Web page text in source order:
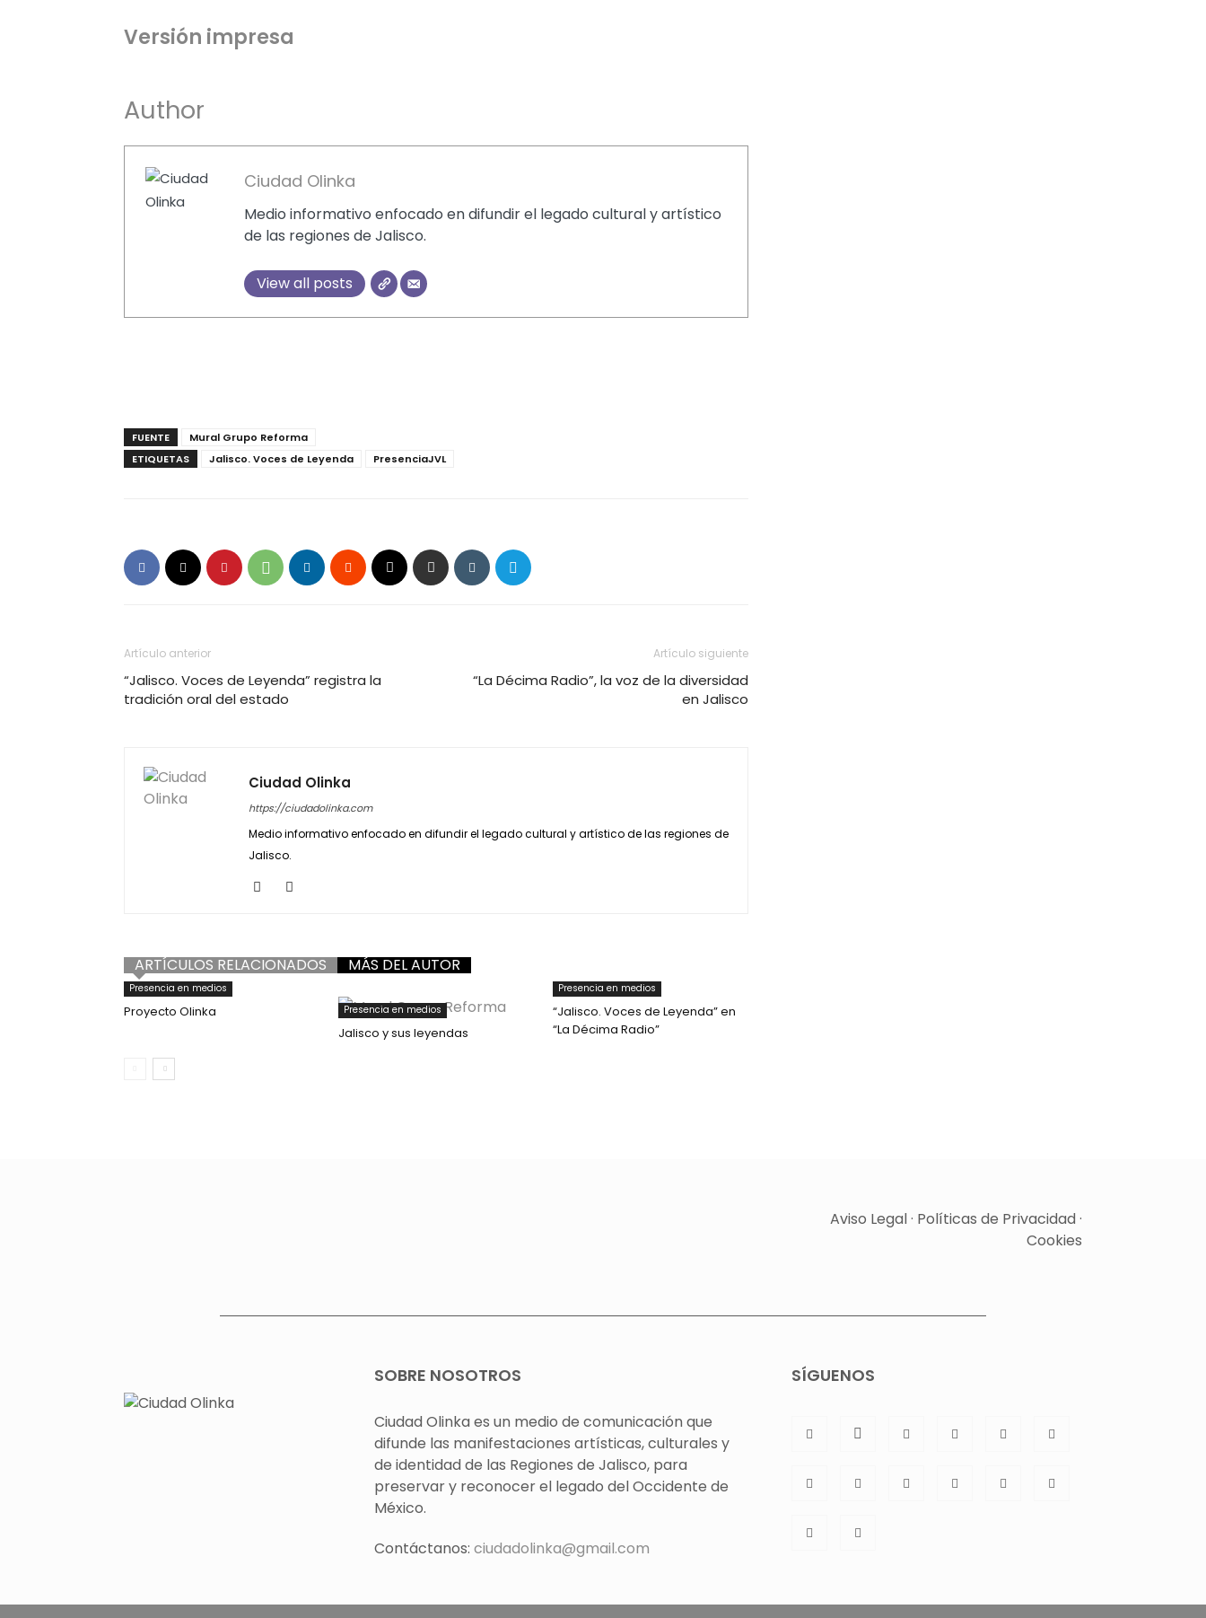
Versión impresa
Author
Ciudad Olinka
Medio informativo enfocado en difundir el legado cultural y artístico
de las regiones de Jalisco.
View all posts
FUENTE
Mural Grupo Reforma
ETIQUETAS
Jalisco. Voces de Leyenda PresenciaJVL
Artículo anterior
“Jalisco. Voces de Leyenda” registra la
tradición oral del estado
Artículo siguiente
“La Décima Radio”, la voz de la diversidad
en Jalisco
Ciudad Olinka
https://ciudadolinka.com
Medio informativo enfocado en difundir el legado cultural y artístico de las regiones de
Jalisco.
ARTÍCULOS RELACIONADOS MÁS DEL AUTOR
Presencia en medios
Proyecto Olinka Presencia en medios
Jalisco y sus leyendas
Presencia en medios
“Jalisco. Voces de Leyenda” en
“La Décima Radio”
Aviso Legal· Políticas de Privacidad·
Cookies
SOBRE NOSOTROS
Ciudad Olinka es un medio de comunicación que
difunde las manifestaciones artísticas, culturales y
de identidad de las Regiones de Jalisco, para
preservar y reconocer el legado del Occidente de
México.
Contáctanos: ciudadolinka@gmail.com
SÍGUENOS